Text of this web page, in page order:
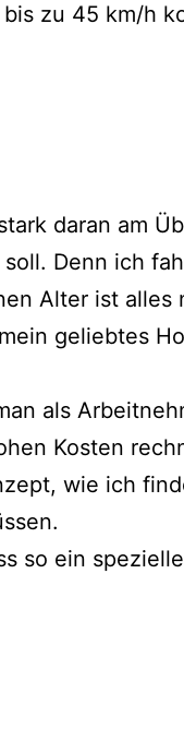
zu 45 km/h
daran am
Denn ich
Alter ist alles
geliebtes
als
Kosten
wie ich
so ein